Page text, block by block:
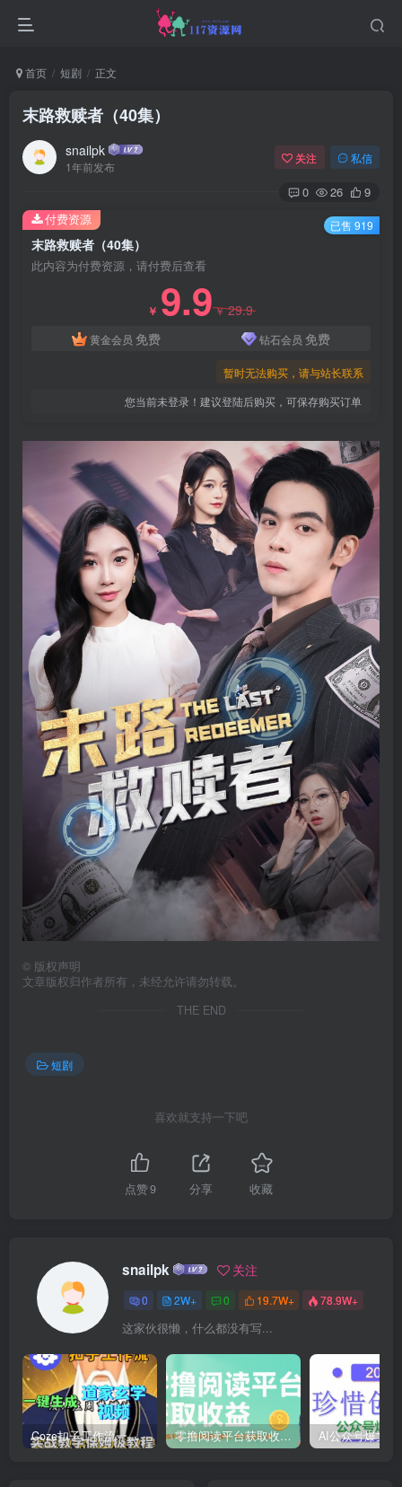
首页 短剧 正文
末路救赎者（40集）
snailpk
1年前发布
关注 私信
0 26 9
末路救赎者（40集）
此内容为付费资源，请付费后查看
￥ 9.9￥29.9
黄金会员 免费 钻石会员 免费
暂时无法购买，请与站长联系
您当前未登录！建议登陆后购买，可保存购买订单
付费资源 已售 919
© 版权声明
文章版权归作者所有，未经允许请勿转载。
THE END
短剧
喜欢就支持一下吧
点赞9 分享 收藏
snailpk 关注
0 2W+ 0 19.7W+ 78.9W+
这家伙很懒，什么都没有写...
Coze扣子工作流一键生成道家玄学短视频，实战保姆级教程 零撸阅读平台获取收益，最新无门槛平台，一部手机即可操作，单日收益50-3张【揭秘】